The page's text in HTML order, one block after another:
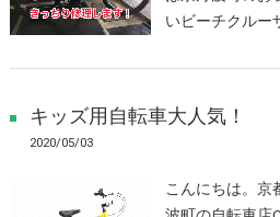
いビーチクルー
キッズ用自転車大人気！
2020/05/03
こんにちは。京